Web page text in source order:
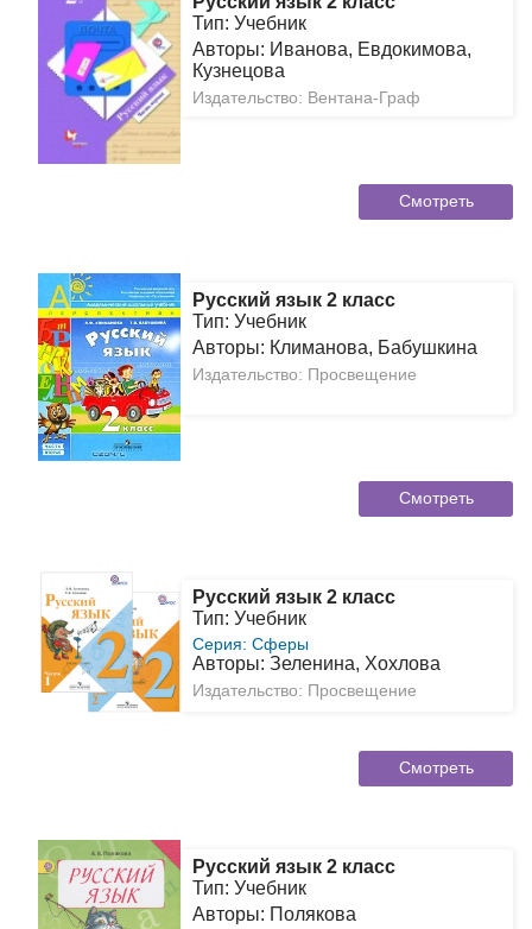
Тип: Учебник
Авторы: Иванова, Евдокимова,
Кузнецова
Издательство: Вентана-Граф
Смотреть
Русский язык 2 класс
Тип: Учебник
Авторы: Климанова, Бабушкина
Издательство: Просвещение
Смотреть
Русский язык 2 класс
Тип: Учебник
Серия: Сферы
Авторы: Зеленина, Хохлова
Издательство: Просвещение
Смотреть
Русский язык 2 класс
Тип: Учебник
Авторы: Полякова